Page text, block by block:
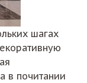
шагах
в почитании